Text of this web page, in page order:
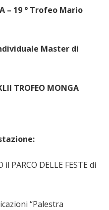
– 19 ° Trofeo Mario
Master di
TROFEO MONGA
il PARCO DELLE FESTE di
“Palestra